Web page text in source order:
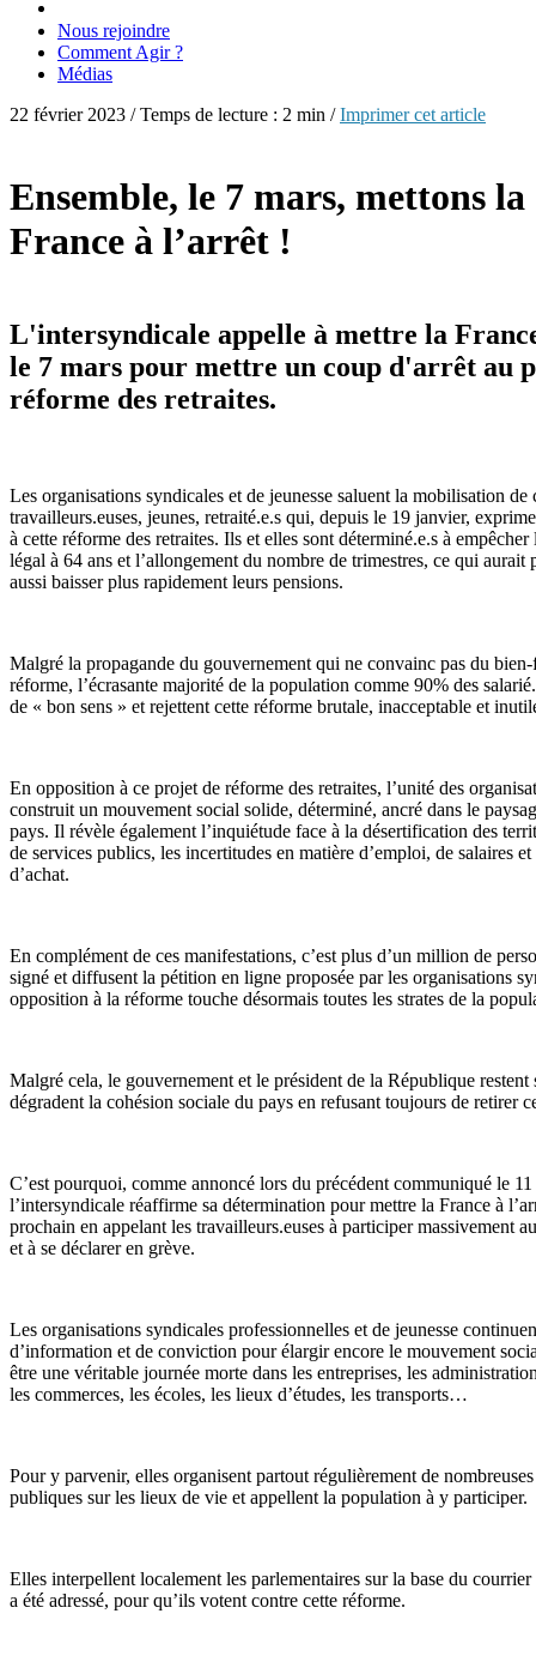
Nous rejoindre
Comment Agir ?
Médias
22 février 2023 / Temps de lecture : 2 min /Imprimer cet article
Ensemble, le 7 mars, mettons la
France à l’arrêt !
L'intersyndicale appelle à mettre la
le 7 mars pour mettre un coup d'arrêt au
réforme des retraites.
Les organisations syndicales et de jeunesse saluent la mobilisation de
travailleurs.euses, jeunes, retraité.e.s qui, depuis le 19 janvier,
à cette réforme des retraites. Ils et elles sont déterminé.e.s à empêcher
légal à 64 ans et l’allongement du nombre de trimestres, ce qui aurait
aussi baisser plus rapidement leurs pensions.
Malgré la propagande du gouvernement qui ne convainc pas du bien-
réforme, l’écrasante majorité de la population comme 90% des
de « bon sens » et rejettent cette réforme brutale, inacceptable et
En opposition à ce projet de réforme des retraites, l’unité des
construit un mouvement social solide, déterminé, ancré dans le
pays. Il révèle également l’inquiétude face à la désertification des
de services publics, les incertitudes en matière d’emploi, de salaires
d’achat.
En complément de ces manifestations, c’est plus d’un million de
signé et diffusent la pétition en ligne proposée par les organisations
opposition à la réforme touche désormais toutes les strates de la
Malgré cela, le gouvernement et le président de la République restent
dégradent la cohésion sociale du pays en refusant toujours de retirer
C’est pourquoi, comme annoncé lors du précédent communiqué le
l’intersyndicale réaffirme sa détermination pour mettre la France à
prochain en appelant les travailleurs.euses à participer massivement
et à se déclarer en grève.
Les organisations syndicales professionnelles et de jeunesse
d’information et de conviction pour élargir encore le mouvement
être une véritable journée morte dans les entreprises, les
les commerces, les écoles, les lieux d’études, les transports…
Pour y parvenir, elles organisent partout régulièrement de
publiques sur les lieux de vie et appellent la population à y participer.
Elles interpellent localement les parlementaires sur la base du
a été adressé, pour qu’ils votent contre cette réforme.